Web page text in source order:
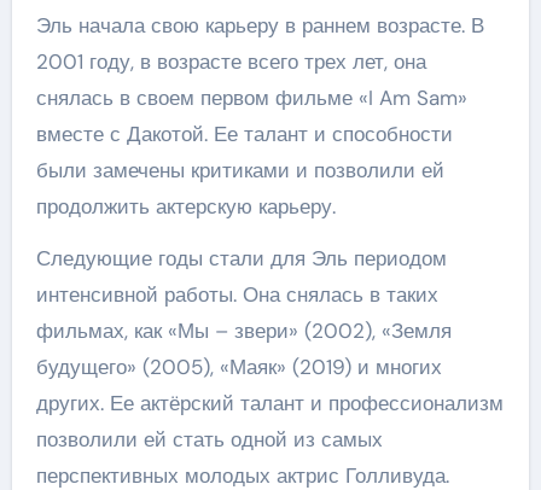
Эль начала свою карьеру в раннем возрасте. В
2001 году, в возрасте всего трех лет, она
снялась в своем первом фильме «I Am Sam»
вместе с Дакотой. Ее талант и способности
были замечены критиками и позволили ей
продолжить актерскую карьеру.
Следующие годы стали для Эль периодом
интенсивной работы. Она снялась в таких
фильмах, как «Мы – звери» (2002), «Земля
будущего» (2005), «Маяк» (2019) и многих
других. Ее актёрский талант и профессионализм
позволили ей стать одной из самых
перспективных молодых актрис Голливуда.